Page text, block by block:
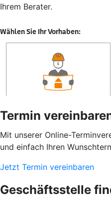
Ihrem Berater.
Termin
Mit unserer Online-
und einfach Ihren
Jetzt Termin vereinbaren
Geschäftsstelle